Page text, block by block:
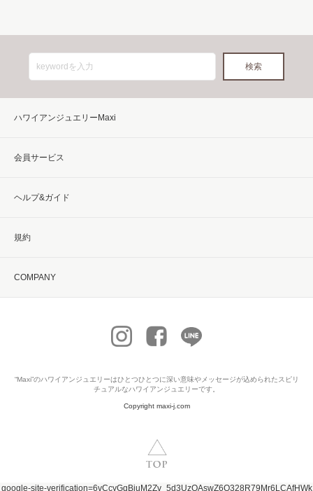
ハワイアンジュエリーMaxi
会員サービス
ヘルプ&ガイド
規約
COMPANY
“Maxi”のハワイアンジュエリーはひとつひとつに深い意味やメッセージが込められたスピリ
チュアルなハワイアンジュエリーです。
Copyright maxi-j.com
google-site-verification=6vCcyGqBiuM2Zv_5d3UzOAswZ6Q328R79Mr6LCAfHWk